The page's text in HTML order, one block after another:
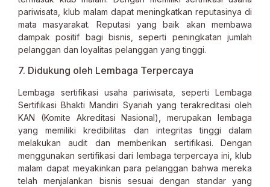
pariwisata, klub malam dapat meningkatkan reputasinya di
mata masyarakat. Reputasi yang baik akan membawa
dampak positif bagi bisnis, seperti peningkatan jumlah
pelanggan dan loyalitas pelanggan yang tinggi.
7. Didukung oleh Lembaga Terpercaya
Lembaga sertifikasi usaha pariwisata, seperti Lembaga
Sertifikasi Bhakti Mandiri Syariah yang terakreditasi oleh
KAN (Komite Akreditasi Nasional), merupakan lembaga
yang memiliki kredibilitas dan integritas tinggi dalam
melakukan audit dan memberikan sertifikasi. Dengan
menggunakan sertifikasi dari lembaga terpercaya ini, klub
malam dapat meyakinkan para pelanggan bahwa mereka
telah menjalankan bisnis sesuai dengan standar yang